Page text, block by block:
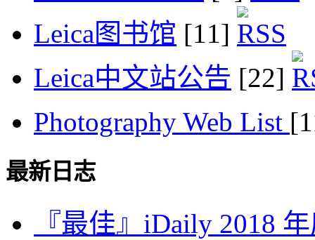
Leica图书馆 [11]
Leica中文站公告 [22]
Photography Web List
最新日志
『最佳』iDaily 2018